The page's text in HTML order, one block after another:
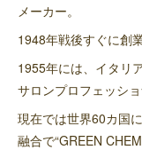
メーカー。
1948年戦後すぐに創
1955年には、イタリ
サロンプロフェッショ
現在では世界60カ国
融合で“GREEN